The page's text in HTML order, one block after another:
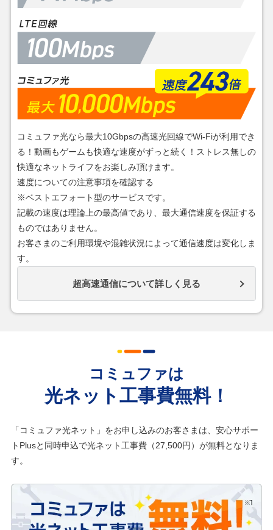
コミュファ光なら最大10Gbpsの高速光回線でWi-Fiが利用でき
る！動画もゲームも快適な速度がずっと続く！ストレス無しの
快適なネットライフをお楽しみ頂けます。
速度についての注意事項を確認する
※ベストエフォート型のサービスです。
記載の速度は理論上の最高値であり、最大通信速度を保証する
ものではありません。
お客さまのご利用環境や混雑状況によって通信速度は変化しま
す。
超高速通信について詳しく見る
コミュファは
光ネット工事費無料！
「コミュファ光ネット」をお申し込みのお客さまは、安心サポー
トPlusと同時申込で光ネット工事費（27,500円）が無料となりま
す。